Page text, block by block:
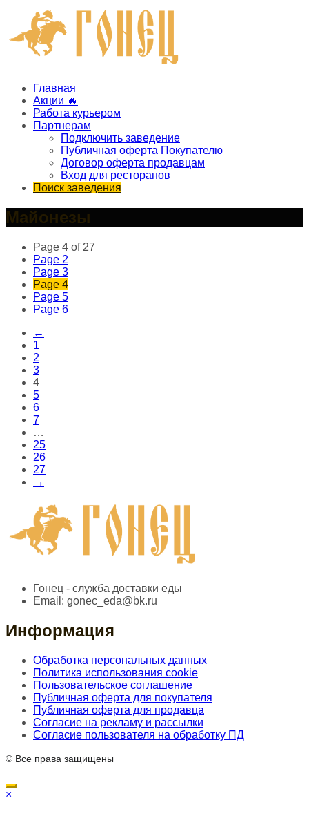
Главная
Акции 🔥
Работа курьером
Партнерам
Подключить заведение
Публичная оферта Покупателю
Договор оферта продавцам
Вход для ресторанов
Поиск заведения
Майонезы
Page 4 of 27
Page 2
Page 3
Page 4
Page 5
Page 6
←
1
2
3
4
5
6
7
…
25
26
27
→
Гонец - служба доставки еды
Email: gonec_eda@bk.ru
Информация
Обработка персональных данных
Политика использования cookie
Пользовательское соглашение
Публичная оферта для покупателя
Публичная оферта для продавца
Согласие на рекламу и рассылки
Согласие пользователя на обработку ПД
© Все права защищены
×